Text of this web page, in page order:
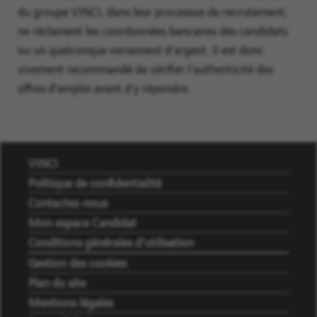
du groupe VINCI, dans leur processus de recrutement,
ne réclament les coordonnées bancaires des candidats
ou un quelconque versement d’argent. Il est donc
vivement recommandé de vérifier l’authenticité des
offres d’emploi avant d’y répondre.
VINCI
Politique de confidentialité
Contactez-nous
Mon espace Candidat
Conditions générales d’utilisation
Gestion des cookies
Plan du site
Mentions légales